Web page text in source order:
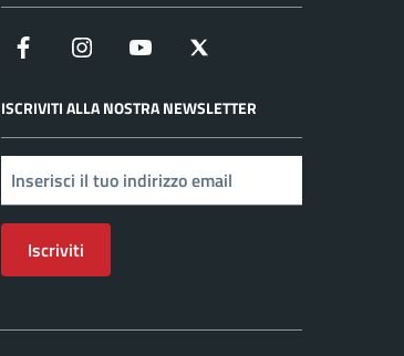
Facebook Instagram YouTube
ISCRIVITI ALLA NOSTRA NEWSLETTER